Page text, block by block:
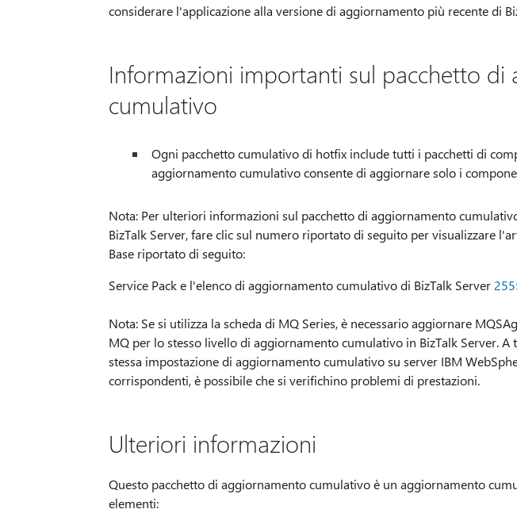
considerare l'applicazione alla versione di aggiornamento più recente di
Informazioni importanti sul pacchetto di
cumulativo
Ogni pacchetto cumulativo di hotfix include tutti i pacchetti di
aggiornamento cumulativo consente di aggiornare solo i
Nota: Per ulteriori informazioni sul pacchetto di aggiornamento
BizTalk Server, fare clic sul numero riportato di seguito per visualizzare
Base riportato di seguito:
Service Pack e l'elenco di aggiornamento cumulativo di BizTalk Server
Nota: Se si utilizza la scheda di MQ Series, è necessario aggiornare
MQ per lo stesso livello di aggiornamento cumulativo in BizTalk Server. A
stessa impostazione di aggiornamento cumulativo su server IBM
corrispondenti, è possibile che si verifichino problemi di prestazioni.
Ulteriori informazioni
Questo pacchetto di aggiornamento cumulativo è un aggiornamento
elementi: